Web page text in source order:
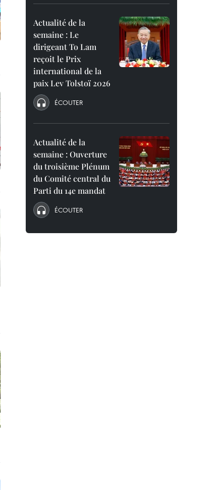
Actualité de la
semaine : Le
dirigeant To Lam
reçoit le Prix
international de la
paix Lev Tolstoï 2026
ÉCOUTER
Actualité de la
semaine : Ouverture
du troisième Plénum
du Comité central du
Parti du 14e mandat
ÉCOUTER